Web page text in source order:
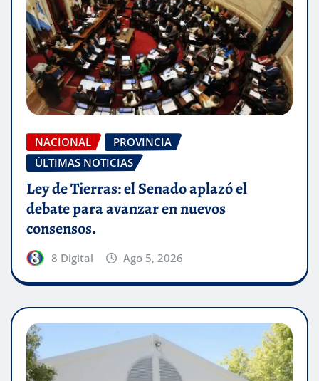
NACIONAL
PROVINCIA
ÚLTIMAS NOTICIAS
Ley de Tierras: el Senado aplazó el
debate para avanzar en nuevos
consensos.
8 Digital Ago 5, 2026